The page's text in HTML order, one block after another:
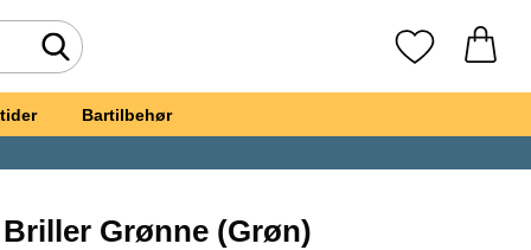
Foretag søgning Mine favoritter
Bartilbehør
Grønne (Grøn)